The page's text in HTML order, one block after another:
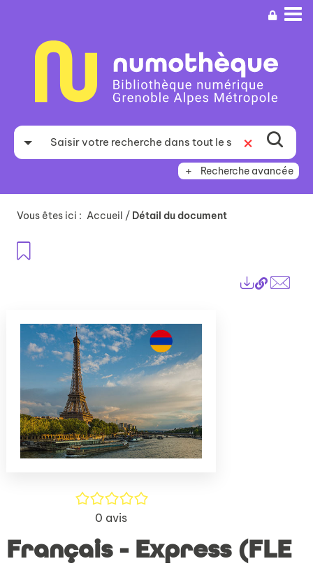
recherche
Recherche avancée
Vous êtes ici : Accueil / Détail du document
Lien
/5
0 avis
Français - Express (FLE